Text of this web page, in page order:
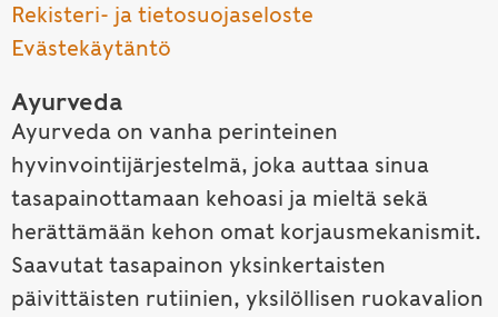
Rekisteri- ja tietosuojaseloste
Evästekäytäntö
Ayurveda
Ayurveda on vanha perinteinen
hyvinvointijärjestelmä, joka auttaa sinua
tasapainottamaan kehoasi ja mieltä sekä
herättämään kehon omat korjausmekanismit.
Saavutat tasapainon yksinkertaisten
päivittäisten rutiinien, yksilöllisen ruokavalion